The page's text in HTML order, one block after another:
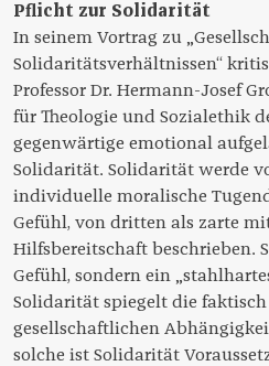
Pflicht zur Solidarität
In seinem Vortrag zu
Solidaritätsverhältnissen“
Professor Dr. Hermann-Josef
für Theologie und Sozialethik
gegenwärtige emotional
Solidarität. Solidarität werde
individuelle moralische
Gefühl, von dritten als zarte
Hilfsbereitschaft beschrieben.
Gefühl, sondern ein
Solidarität spiegelt die
gesellschaftlichen
solche ist Solidarität